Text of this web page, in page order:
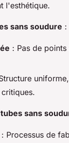
l'esthétique.
sans soudure :
: Pas de
sans
: Processus de